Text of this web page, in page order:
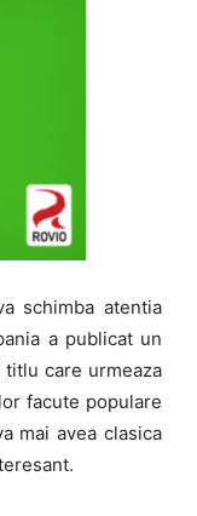
schimba atentia
a publicat un
care urmeaza
facute populare
mai avea clasica